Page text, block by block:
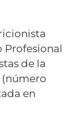
Profesional
de la
en